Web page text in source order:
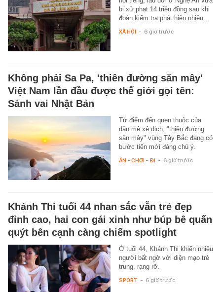
bị xử phạt 14 triệu đồng sau khi
đoàn kiểm tra phát hiện nhiều…
XÃ HỘI - 6 giờ trước
Không phải Sa Pa, 'thiên đường săn mây'
Việt Nam lần đầu được thế giới gọi tên:
Sánh vai Nhật Bản
Từ điểm đến quen thuộc của
dân mê xê dịch, "thiên đường
săn mây" vùng Tây Bắc đang có
bước tiến mới đáng chú ý.
ĂN - CHƠI - ĐI - 6 giờ trước
Khánh Thi tuổi 44 nhan sắc vẫn trẻ đẹp
đỉnh cao, hai con gái xinh như búp bê quấn
quýt bên cạnh càng chiếm spotlight
Ở tuổi 44, Khánh Thi khiến nhiều
người bất ngờ với diện mạo trẻ
trung, rạng rỡ.
SPORT - 6 giờ trước